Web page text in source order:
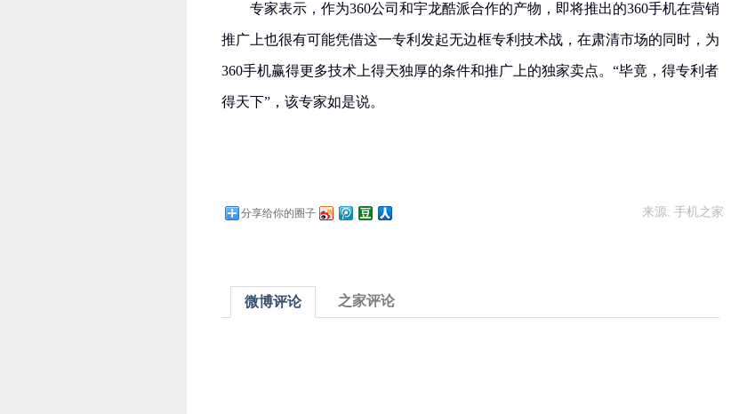
专家表示，作为360公司和宇龙酷派合作的产物，即将推出的360手机在营销
推广上也很有可能凭借这一专利发起无边框专利技术战，在肃清市场的同时，为
360手机赢得更多技术上得天独厚的条件和推广上的独家卖点。“毕竟，得专利者
得天下”，该专家如是说。
分享给你的圈子 来源: 手机之家
微博评论 之家评论